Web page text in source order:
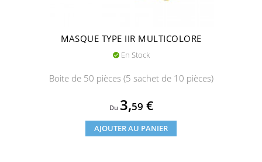
MASQUE TYPE IIR MULTICOLORE
 En Stock
Boite de 50 pièces (5 sachet de 10 pièces)
Du
Prix
3,59 €
AJOUTER AU PANIER